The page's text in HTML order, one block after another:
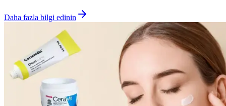
Daha fazla bilgi edinin